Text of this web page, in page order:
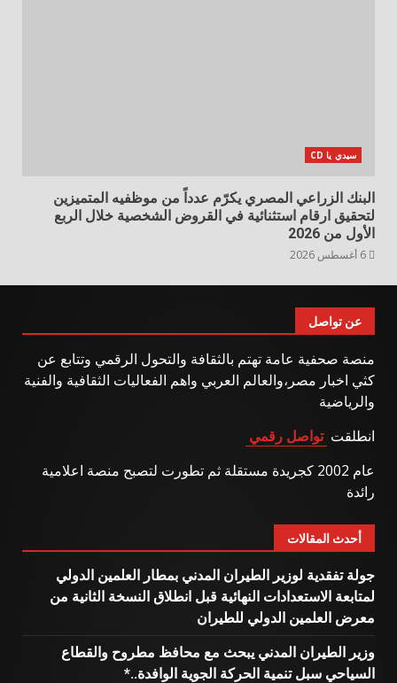
سيدي يا CD
البنك الزراعي المصري يكرّم عدداً من موظفيه المتميزين
لتحقيق ارقام استثنائية في القروض الشخصية خلال الربع
الأول من 2026
عن تواصل
منصة صحفية عامة تهتم بالثقافة والتحول الرقمي وتتابع عن
كثي اخبار مصر،والعالم العربي واهم الفعاليات الثقافية والفنية
والرياضية
انطلقت تواصل رقمي
عام 2002 كجريدة مستقلة ثم تطورت لتصبح منصة اعلامية
رائدة
أحدث المقالات
جولة تفقدية لوزير الطيران المدني بمطار العلمين الدولي
لمتابعة الاستعدادات النهائية قبل انطلاق النسخة الثانية من
معرض العلمين الدولي للطيران
وزير الطيران المدني يبحث مع محافظ مطروح والقطاع
السياحي سبل تنمية الحركة الجوية الوافدة..*